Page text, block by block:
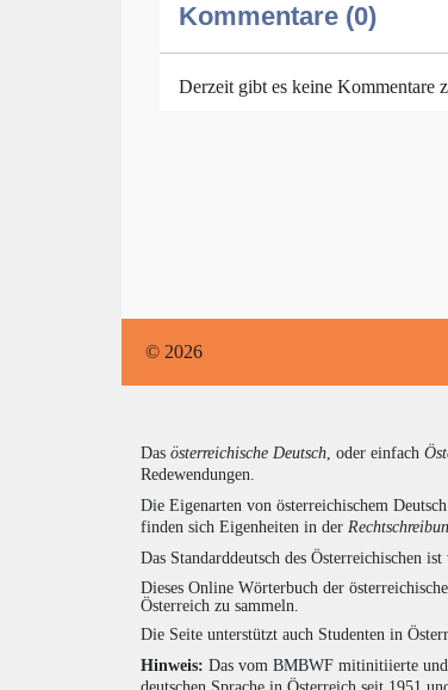
Kommentare (0)
Derzeit gibt es keine Kommentare
© 2026
Das österreichische Deutsch, oder einfach
Redewendungen.
Die Eigenarten von österreichischem
finden sich Eigenheiten in der
Das Standarddeutsch des Österreichischen
Dieses Online Wörterbuch der
Österreich zu sammeln.
Die Seite unterstützt auch Studenten in
Hinweis: Das vom BMBWF mitinitiierte